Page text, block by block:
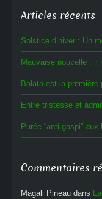
Articles récents
Solstice d’hiver : Un
Mauvaise nouvelle : il
Balata est la première
Entre tristesse et
Purée “anti-gaspi”
Commentaires
Magali Pineau dans